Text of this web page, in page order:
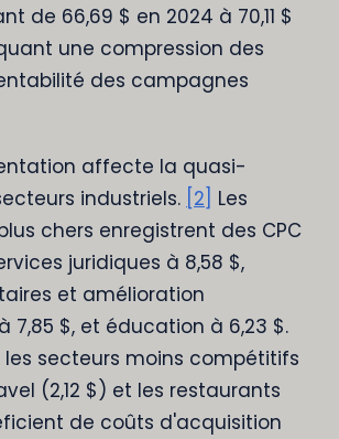
de 66,69 $ en 2024 à 70,11 $
une compression des
des campagnes
affecte la quasi-
industriels. [2] Les
chers enregistrent des CPC
juridiques à 8,58 $,
et amélioration
7,85 $, et éducation à 6,23 $.
les secteurs moins compétitifs
(2,12 $) et les restaurants
de coûts d'acquisition